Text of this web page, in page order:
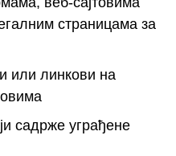
страницама за
или линкови на
садрже уграђене